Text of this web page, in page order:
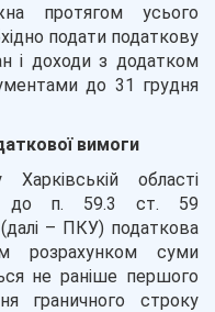
протягом усього
подати податкову
і доходи з додатком
до 31 грудня
вимоги
області
до п. 59.3 ст. 59
– ПКУ) податкова
розрахунком суми
не раніше першого
граничного строку